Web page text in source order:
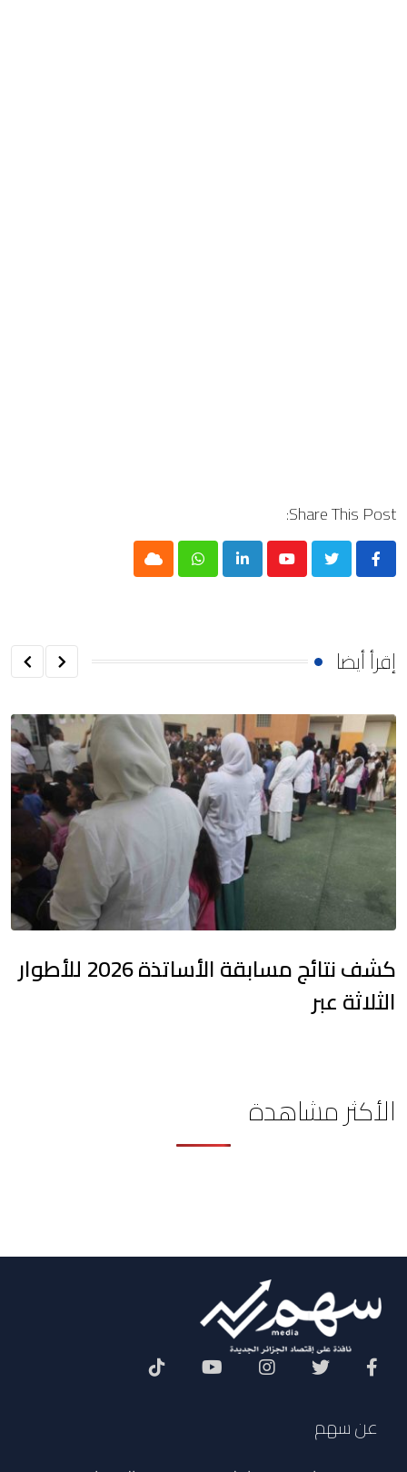
Share This Post:
Youtube
LinkedIn
Whatsapp
Cloud
إقرأ أيضا
كشف نتائج مسابقة الأساتذة 2026 للأطوار
الثلاثة عبر
الأكثر مشاهدة
عن سهم